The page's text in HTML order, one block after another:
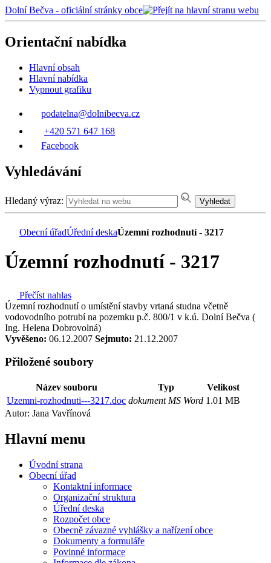
Dolní Bečva - oficiální stránky obce
Orientační nabídka
Hlavní obsah
Hlavní nabídka
Vypnout grafiku
podatelna@dolnibecva.cz
+420 571 647 168
Facebook
Vyhledávání
Hledaný výraz: Vyhledat
Obecní úřadÚřední deskaÚzemní rozhodnutí - 3217
Územní rozhodnutí - 3217
Přečíst nahlas
Územní rozhodnutí o umístění stavby vrtaná studna včetně
vodovodního potrubí na pozemku p.č. 800/1 v k.ú. Dolní Bečva (
Ing. Helena Dobrovolná)
Vyvěšeno: 06.12.2007 Sejmuto: 21.12.2007
Přiložené soubory
Název souboru Typ
Velikost
Uzemni-rozhodnuti---3217.doc dokument MS Word 1.01 MB
Autor: Jana Vavřínová
Hlavní menu
Úvodní strana
Obecní úřad
Kontaktní informace
Organizační struktura
Úřední deska
Rozpočet obce
Obecně závazné vyhlášky a nařízení obce
Dokumenty a formuláře
Povinné informace